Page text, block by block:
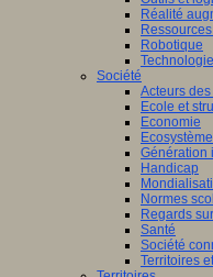
Réalité
Robotique
Société
Acteurs
Ecole et
Economie
Génération
Handicap
Normes
Regards
Santé
Société
Territoires